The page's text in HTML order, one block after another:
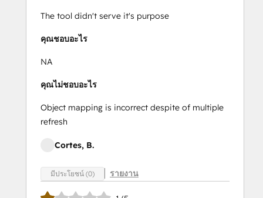
The tool didn't serve it's purpose
คุณชอบอะไร
NA
คุณไม่ชอบอะไร
Object mapping is incorrect despite of multiple
refresh
Cortes, B.
มีประโยชน์ (0) รายงาน